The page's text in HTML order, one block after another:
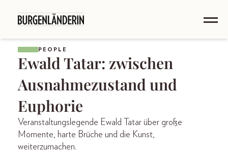
PEOPLE
Ewald Tatar: zwischen
Ausnahmezustand und
Euphorie
Veranstaltungslegende Ewald Tatar über große
Momente, harte Brüche und die Kunst,
weiterzumachen.